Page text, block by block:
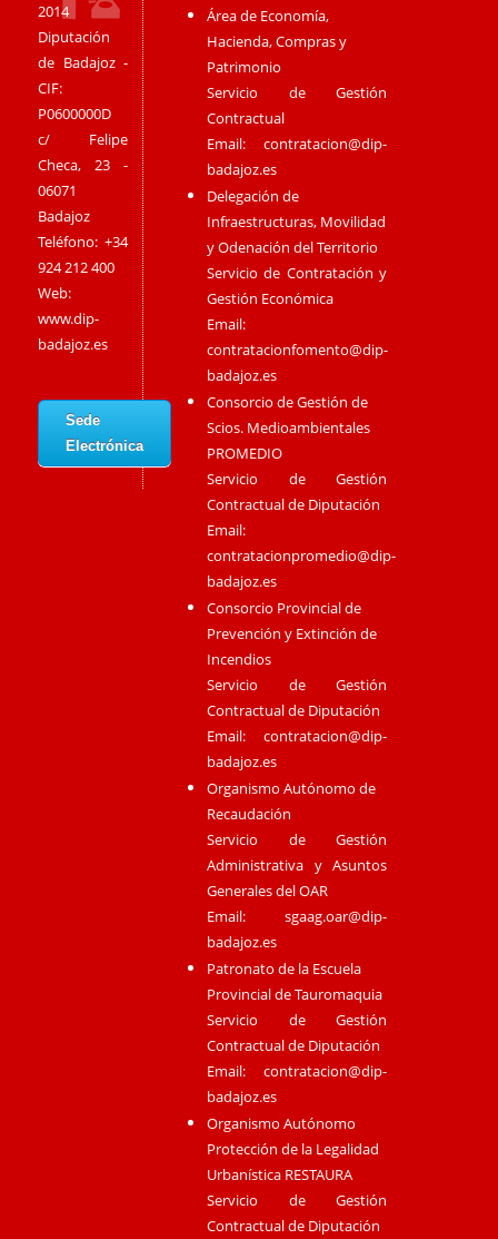
2014
Diputación
de Badajoz -
CIF:
P0600000D
c/ Felipe
Checa, 23 -
06071
Badajoz
Teléfono: +34
924 212 400
Web:
www.dip-
badajoz.es
Sede
Electrónica
Área de Economía,
Hacienda, Compras y
Patrimonio
Servicio de Gestión
Contractual
Email:contratacion@dip-
badajoz.es
Delegación de
Infraestructuras, Movilidad
y Odenación del Territorio
Servicio de Contratación y
Gestión Económica
Email:
contratacionfomento@dip-
badajoz.es
Consorcio de Gestión de
Scios. Medioambientales
PROMEDIO
Servicio de Gestión
Contractual de Diputación
Email:
contratacionpromedio@dip-
badajoz.es
Consorcio Provincial de
Prevención y Extinción de
Incendios
Servicio de Gestión
Contractual de Diputación
Email:contratacion@dip-
badajoz.es
Organismo Autónomo de
Recaudación
Servicio de Gestión
Administrativa y Asuntos
Generales del OAR
Email:sgaag.oar@dip-
badajoz.es
Patronato de la Escuela
Provincial de Tauromaquia
Servicio de Gestión
Contractual de Diputación
Email:contratacion@dip-
badajoz.es
Organismo Autónomo
Protección de la Legalidad
Urbanística RESTAURA
Servicio de Gestión
Contractual de Diputación